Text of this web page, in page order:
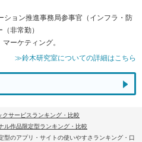
ョン推進事務局参事官（インフラ・防
非常勤）
ーケティング。
≫鈴木研究室についての詳細はこちら
クサービスランキング・比較
ル作品限定型ランキング・比較
型のアプリ・サイトの使いやすさランキング・口